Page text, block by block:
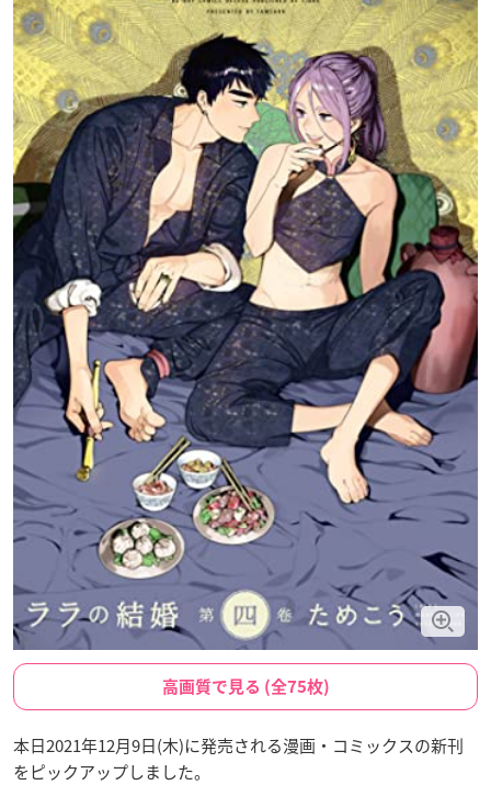
高画質で見る (全75枚)
本日2021年12月9日(木)に発売される漫画・コミックスの新刊
をピックアップしました。